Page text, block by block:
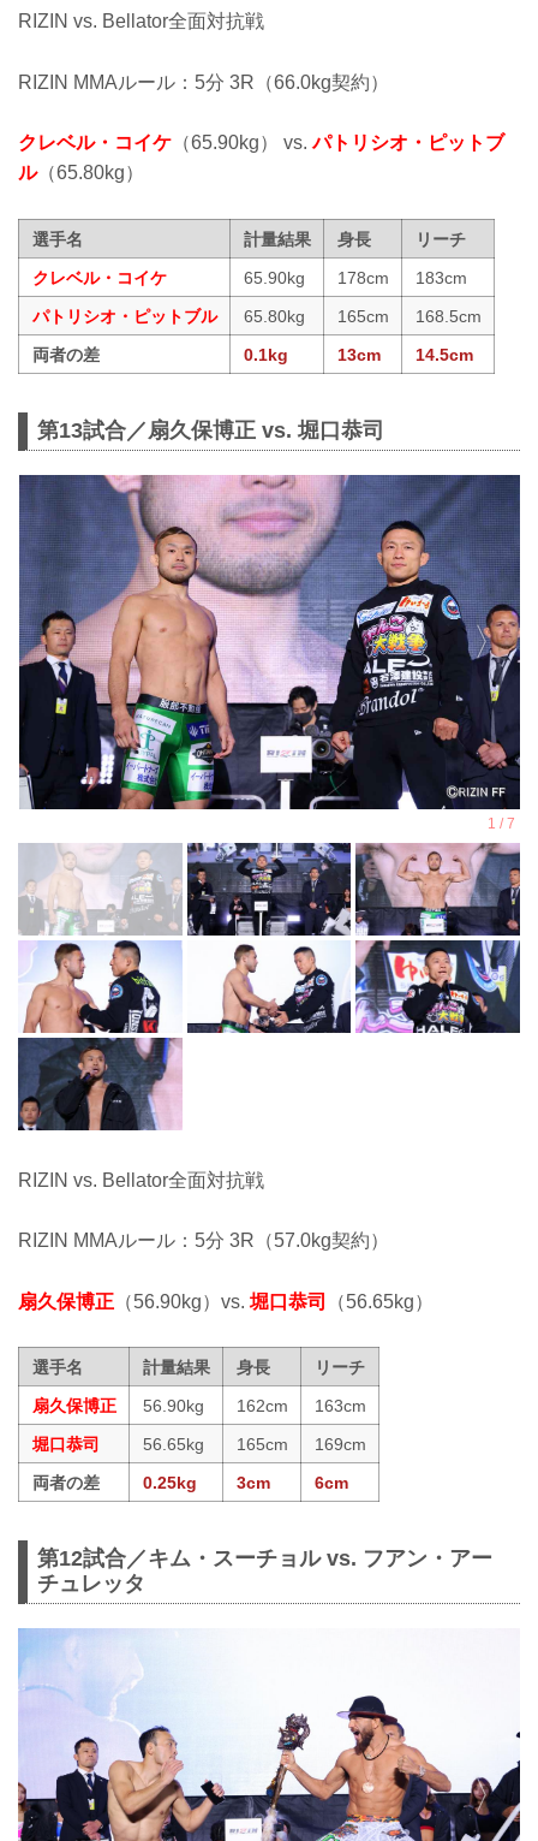
RIZIN vs. Bellator全面対抗戦
RIZIN MMAルール：5分 3R（66.0kg契約）
クレベル・コイケ （65.90kg） vs.パトリシオ・ピットブ
ル（65.80kg）
選手名 計量結果 身長
リーチ
クレベル・コイケ
65.90kg 178cm
183cm
パトリシオ・ピットブル
65.80kg 165cm
168.5cm
両者の差
0.1kg 13cm 14.5cm
第13試合／扇久保博正 vs. 堀口恭司
RIZIN vs. Bellator全面対抗戦
RIZIN MMAルール：5分 3R（57.0kg契約）
扇久保博正 （56.90kg）vs. 堀口恭司 （56.65kg）
選手名 計量結果 身長
リーチ
扇久保博正
56.90kg 162cm
163cm
堀口恭司
56.65kg 165cm
169cm
両者の差
0.25kg 3cm 6cm
第12試合／キム・スーチョル vs. フアン・アー
チュレッタ